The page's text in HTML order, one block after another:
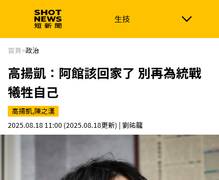
生技
生技 政治
新南向 體育
首頁>政治
高揚凱：阿館該回家了 別再為統戰
犧牲自己
高揚凱,陳之漢
2025.08.18 11:00 (2025.08.18更新) | 劉祐龍